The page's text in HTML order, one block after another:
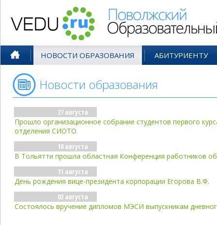
НОВОСТИ ОБРАЗОВАНИЯ АБИТУРИЕНТУ
Новости образования
27 августа
Прошло организационное собрание студентов первого
отделения СИОТО
16 августа
В Тольятти прошла областная Конференция работников
11 августа
День рождения вице-президента корпорации Егорова В.Ф.
02 августа
Состоялось вручение дипломов МЭСИ выпускникам